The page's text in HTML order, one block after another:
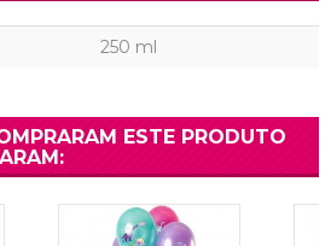
250 ml
ESTE PRODUTO